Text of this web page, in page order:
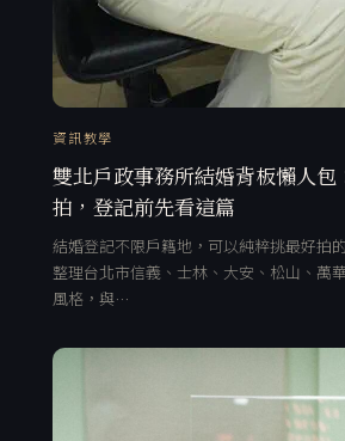
資訊教學
雙北戶政事務所結婚背板懶人包
拍，登記前先看這篇
結婚登記不限戶籍地，可以純粹挑最好拍
整理台北市信義、士林、大安、松山、萬
風格，與…